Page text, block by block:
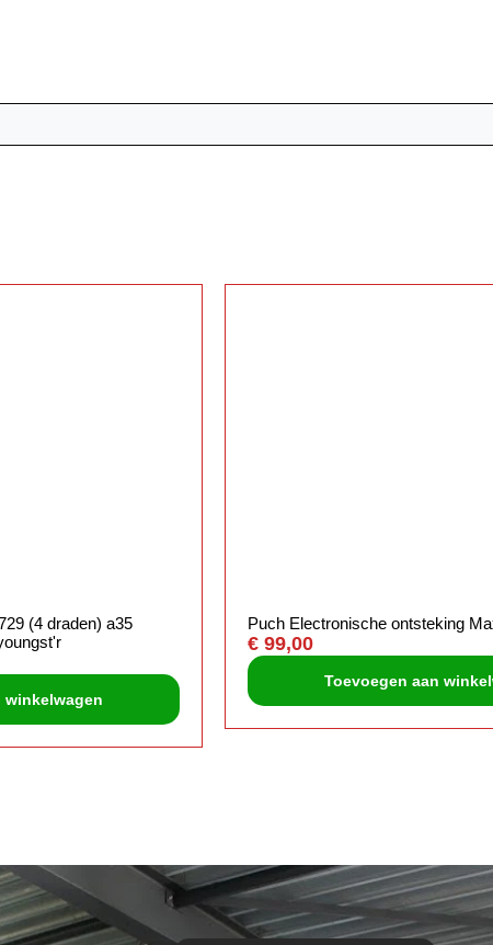
(4 draden) a35
winkelwagen
Puch Electronische ontsteking
€ 99,00
Toevoegen aan